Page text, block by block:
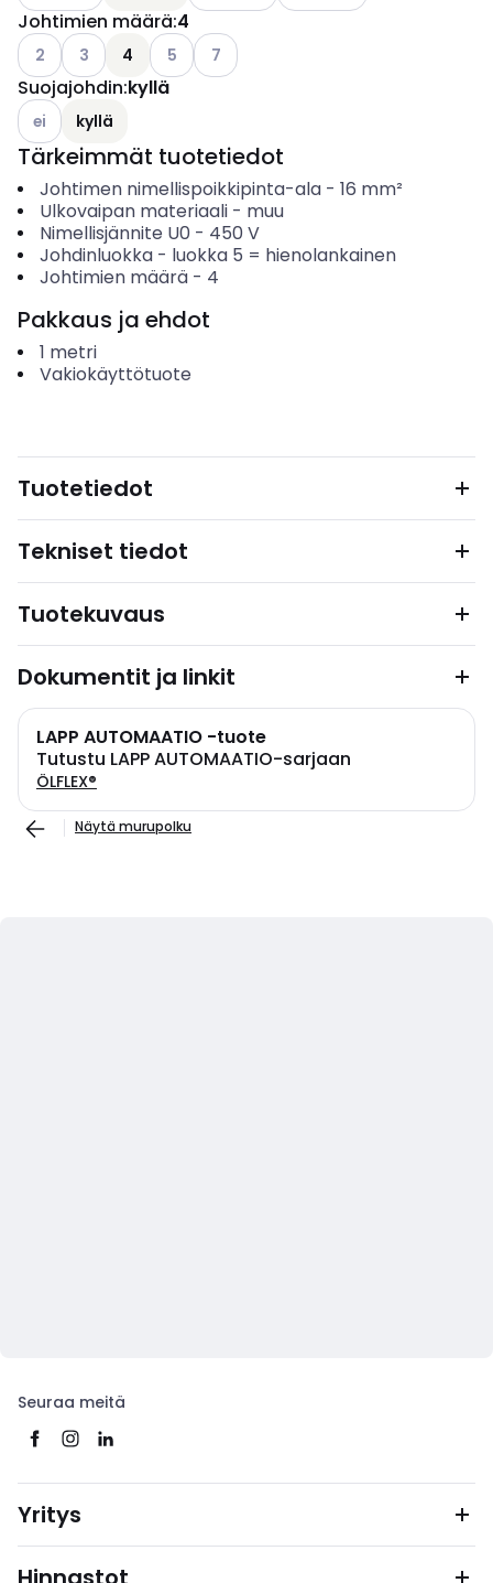
Johtimien määrä:4
Katso käytettävissä olevat vaihtoehdot
2 Katso käytettävissä olevat vaihtoehdot
3 4 Katso käytettävissä olevat vaihtoehdot
5 Katso käytettävissä olevat
7
Suojajohdin:kyllä
Katso käytettävissä olevat vaihtoehdot
ei kyllä
Tärkeimmät tuotetiedot
Johtimen nimellispoikkipinta-ala- 16 mm²
Ulkovaipan materiaali- muu
Nimellisjännite U0 - 450 V
Johdinluokka- luokka 5 = hienolankainen
Johtimien määrä- 4
Pakkaus ja ehdot
1 metri
Vakiokäyttötuote
Tuotetiedot
Tekniset tiedot
Tuotekuvaus
Dokumentit ja linkit
LAPP AUTOMAATIO -tuote
Tutustu LAPP AUTOMAATIO-sarjaan
ÖLFLEX®
Näytä murupolku
Seuraa meitä
Yritys